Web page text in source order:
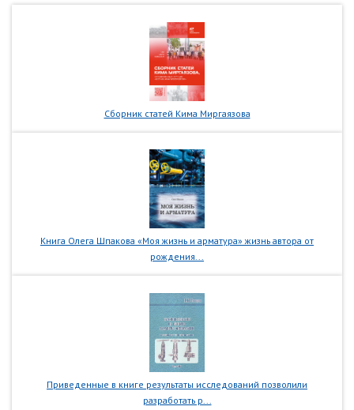
Сборник статей Кима Миргаязова
Книга Олега Шпакова «Моя жизнь и арматура» жизнь автора от
рождения...
Приведенные в книге результаты исследований позволили
разработать р...